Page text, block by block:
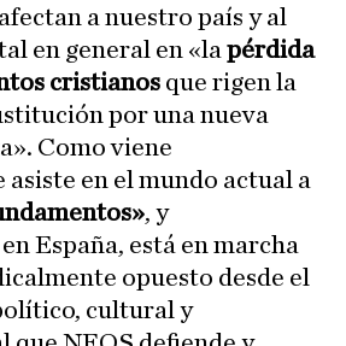
a nuestro país y al
en general en «la pérdida
cristianos que rigen la
por una nueva
Como viene
asiste en el mundo actual a
, y
España, está en marcha
opuesto desde el
cultural y